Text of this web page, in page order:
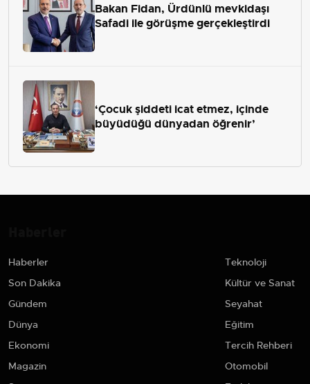
Bakan Fidan, Ürdünlü mevkidaşı
Safadi ile görüşme gerçekleştirdi
‘Çocuk şiddeti icat etmez, içinde
büyüdüğü dünyadan öğrenir’
Haberler
Son Dakika
Gündem
Dünya
Ekonomi
Magazin
Teknoloji
Kültür ve Sanat
Seyahat
Eğitim
Tercih Rehberi
Otomobil